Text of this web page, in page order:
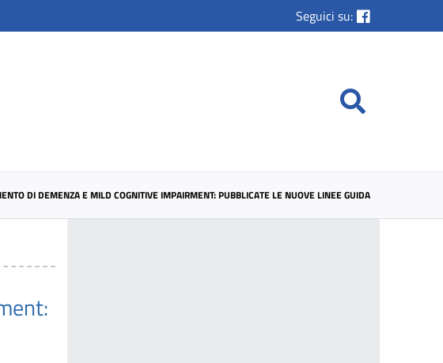
Seguici su:
DI DEMENZA E MILD COGNITIVE IMPAIRMENT: PUBBLICATE LE NUOVE LINEE GUIDA